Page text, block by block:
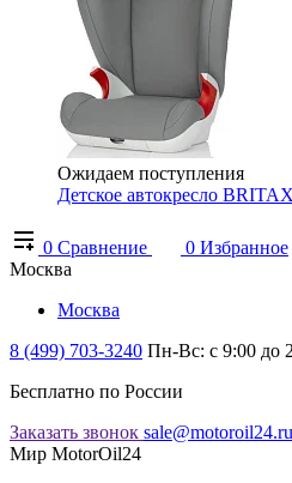
Ожидаем поступления
Детское автокресло
0 Сравнение 0 Избранное
Москва
Москва
8 (499) 703-3240 Пн-Вс: с 9:00 до
Бесплатно по России
Заказать звонок sale@motoroil24.ru
Мир MotorOil24